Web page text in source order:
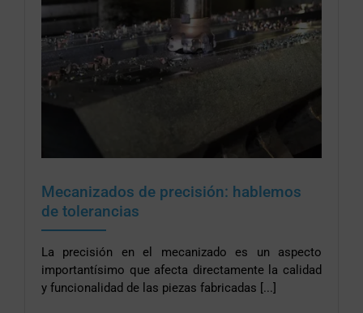
Mecanizados de precisión: hablemos
de tolerancias
La precisión en el mecanizado es un aspecto
importantísimo que afecta directamente la calidad
y funcionalidad de las piezas fabricadas [...]